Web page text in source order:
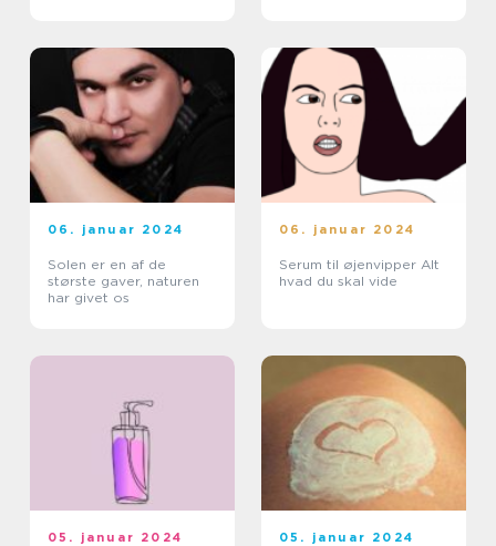
06. januar 2024
Solen er en af de
største gaver, naturen
har givet os
06. januar 2024
Serum til øjenvipper Alt
hvad du skal vide
05. januar 2024 05. januar 2024